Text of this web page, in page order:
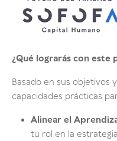
¿Qué lograrás con este
Basado en sus objetivos
capacidades prácticas
Alinear el
tu rol en la